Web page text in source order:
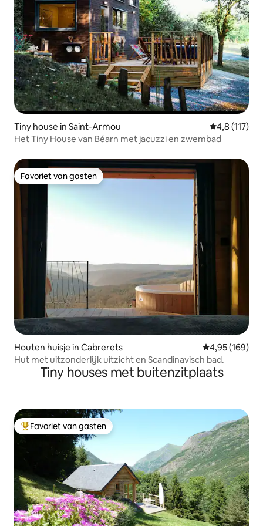
Tiny house in Saint-Armou Gemiddelde
4,8 (117)
Het Tiny House van Béarn met jacuzzi en zwembad
Favoriet van gasten
Favoriet van gasten
Houten huisje in Cabrerets Gemiddelde
4,95 (169)
Hut met uitzonderlijk uitzicht en Scandinavisch bad.
Tiny houses met buitenzitplaats
Topfavoriet van gasten
Favoriet van gasten